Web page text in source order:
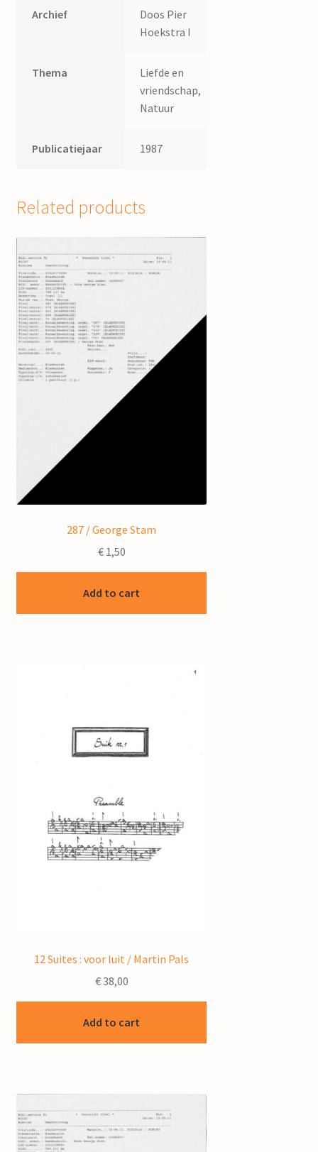
Archief
Doos Pier
Hoekstra I
Thema
Liefde en
vriendschap,
Natuur
Publicatiejaar 1987
Related products
287 / George Stam
€1,50
Add to cart
12 Suites : voor luit / Martin Pals
€38,00
Add to cart